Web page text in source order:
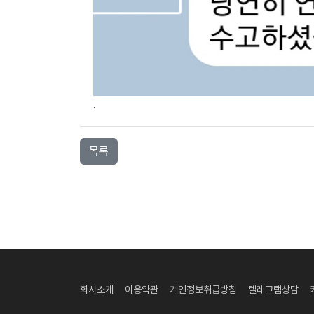
.
목록
회사소개 이용약관 개인정보취급방침 텔레그램상담